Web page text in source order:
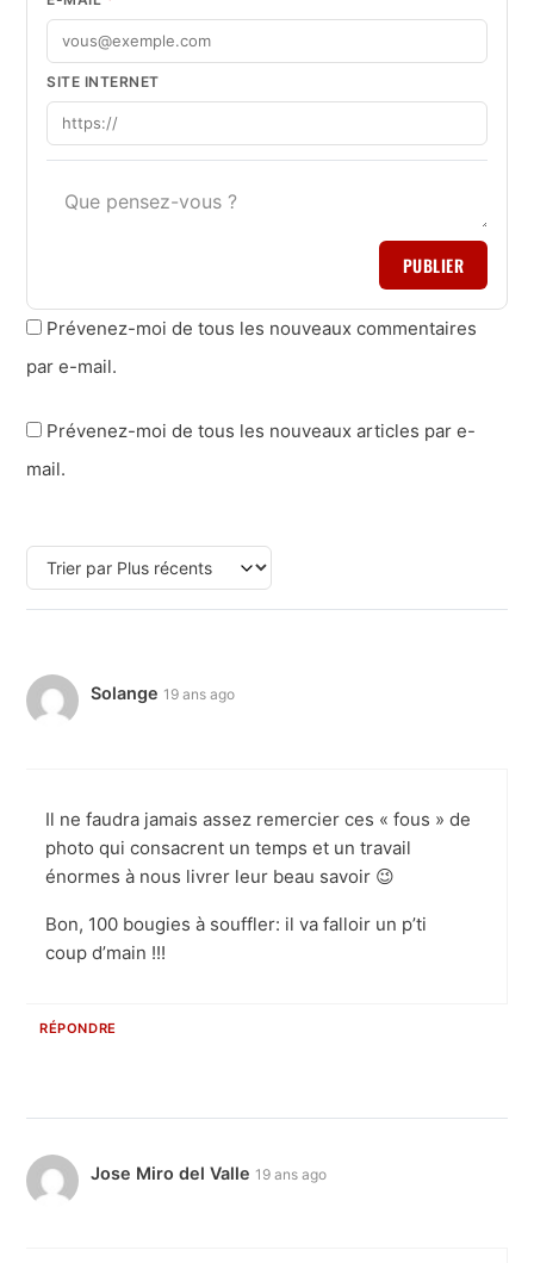
SITE INTERNET
PUBLIER
Prévenez-moi de tous les nouveaux commentaires
par e-mail.
Prévenez-moi de tous les nouveaux articles par e-
mail.
Solange 19 ans ago
Il ne faudra jamais assez remercier ces « fous » de
photo qui consacrent un temps et un travail
énormes à nous livrer leur beau savoir 😉
Bon, 100 bougies à souffler: il va falloir un p’ti
coup d’main !!!
RÉPONDRE
Jose Miro del Valle 19 ans ago